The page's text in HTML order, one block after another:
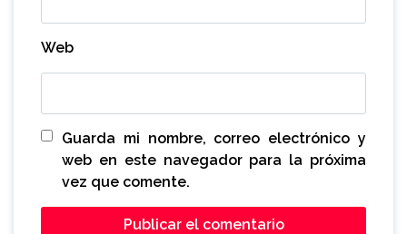
Web
Guarda mi nombre, correo electrónico y
web en este navegador para la próxima
vez que comente.